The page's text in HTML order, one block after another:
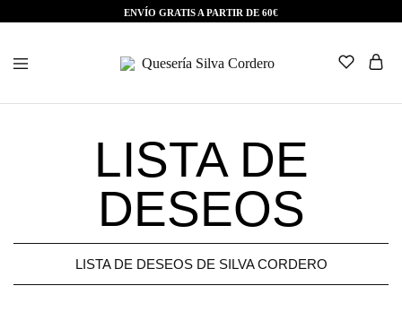
ENVÍO GRATIS A PARTIR DE 60€
Cordero
LISTA DE
DESEOS
LISTA DE DESEOS DE SILVA CORDERO